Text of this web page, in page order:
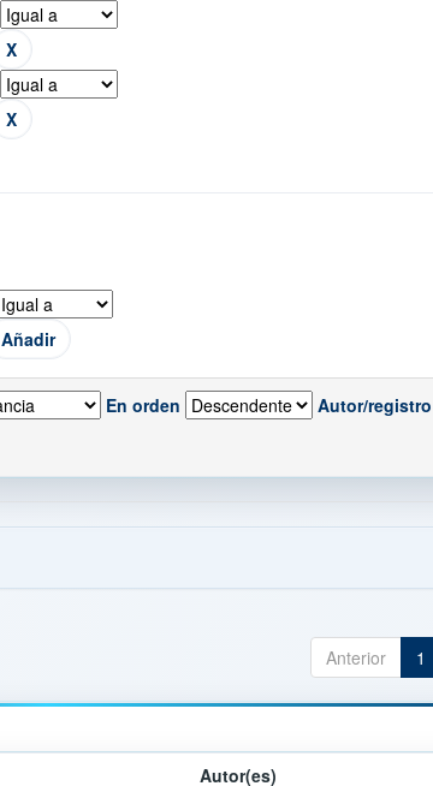
En orden Autor/registro
Anterior 1
Autor(es)